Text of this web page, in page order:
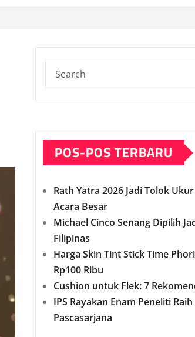
POS-POS TERBARU
Rath Yatra 2026 Jadi Tolok
Acara Besar
Michael Cinco Senang Dipilih
Filipinas
Harga Skin Tint Stick Time
Rp100 Ribu
Cushion untuk Flek: 7
IPS Rayakan Enam Peneliti
Pascasarjana